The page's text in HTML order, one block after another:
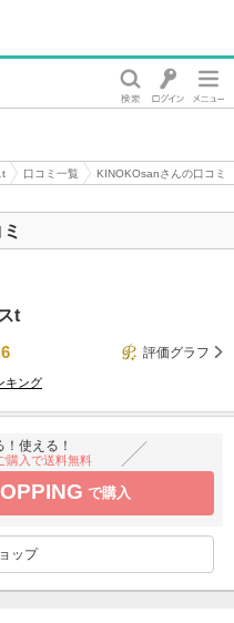
t 口コミ一覧
KINOKOsanさんの口コミ
t
評価グラフ
キング
使える！
購入で送料無料
で購入
ップ